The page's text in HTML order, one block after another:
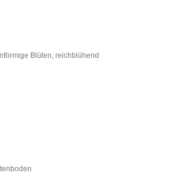
Blüten, reichblühend